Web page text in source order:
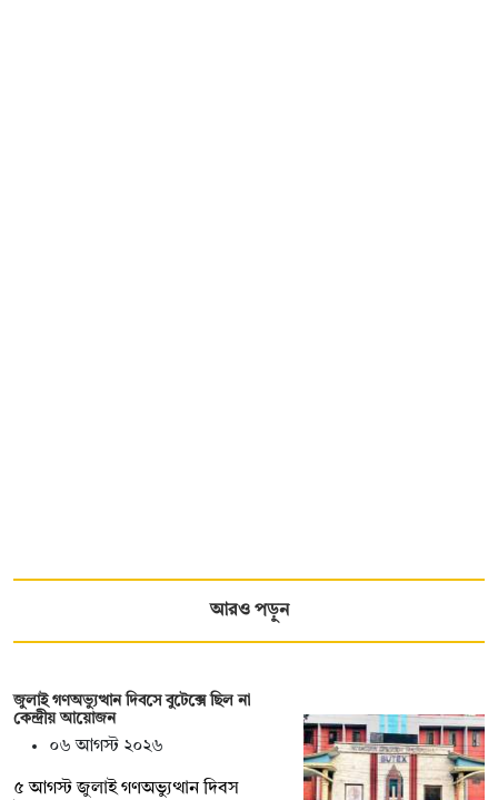
আরও পড়ুন
জুলাই গণঅভ্যুত্থান দিবসে বুটেক্সে ছিল না
কেন্দ্রীয় আয়োজন
০৬ আগস্ট ২০২৬
৫ আগস্ট জুলাই গণঅভ্যুত্থান দিবস